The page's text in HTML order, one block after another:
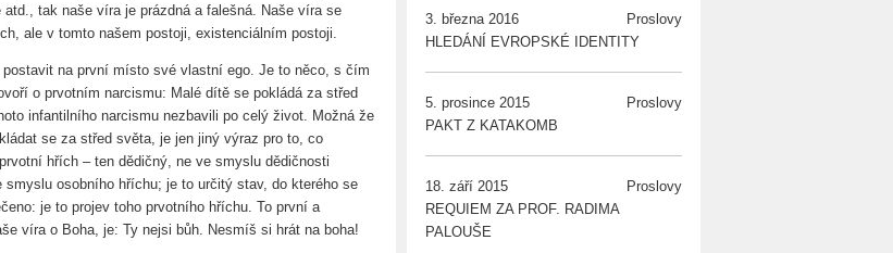
atd., tak naše víra je prázdná a falešná. Naše víra se
ale v tomto našem postoji, existenciálním postoji.
na první místo své vlastní ego. Je to něco, s čím
o prvotním narcismu: Malé dítě se pokládá za střed
infantilního narcismu nezbavili po celý život. Možná že
se za střed světa, je jen jiný výraz pro to, co
hřích – ten dědičný, ne ve smyslu dědičnosti
smyslu osobního hříchu; je to určitý stav, do kterého se
je to projev toho prvotního hříchu. To první a
víra o Boha, je: Ty nejsi bůh. Nesmíš si hrát na boha!
3. března 2016
Proslovy
HLEDÁNÍ EVROPSKÉ IDENTITY
5. prosince 2015
Proslovy
PAKT Z KATAKOMB
18. září 2015
Proslovy
REQUIEM ZA PROF. RADIMA
PALOUŠE